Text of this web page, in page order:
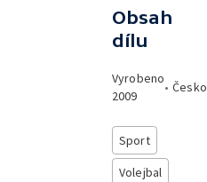
Obsah
dílu
Vyrobeno
2009
• Česko
Sport
Volejbal